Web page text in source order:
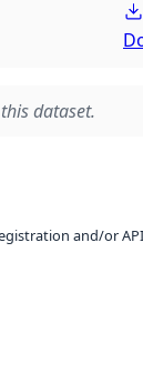
dataset.
and/or